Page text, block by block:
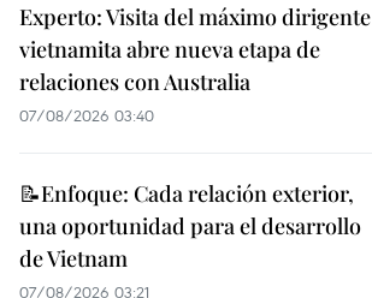
Experto: Visita del máximo dirigente
vietnamita abre nueva etapa de
relaciones con Australia
07/08/2026 03:40
📝Enfoque: Cada relación exterior,
una oportunidad para el desarrollo
de Vietnam
07/08/2026 03:21